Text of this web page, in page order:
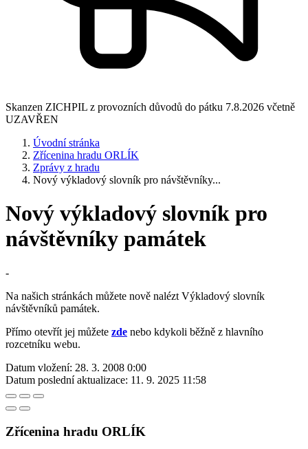
Skanzen ZICHPIL z provozních důvodů do pátku 7.8.2026 včetně
UZAVŘEN
Úvodní stránka
Zřícenina hradu ORLÍK
Zprávy z hradu
Nový výkladový slovník pro návštěvníky...
Nový výkladový slovník pro
návštěvníky památek
-
Na našich stránkách můžete nově nalézt Výkladový slovník
návštěvníků památek.
Přímo otevřít jej můžete zde nebo kdykoli běžně z hlavního
rozcetníku webu.
Datum vložení: 28. 3. 2008 0:00
Datum poslední aktualizace: 11. 9. 2025 11:58
Zřícenina hradu ORLÍK